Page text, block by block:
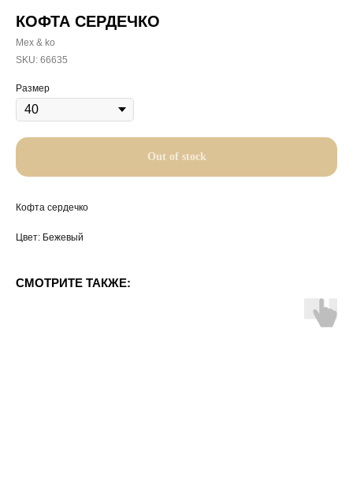
КОФТА СЕРДЕЧКО
Mex & ko
SKU: 66635
Размер
Out of stock
Кофта сердечко
Цвет: Бежевый
СМОТРИТЕ ТАКЖЕ: